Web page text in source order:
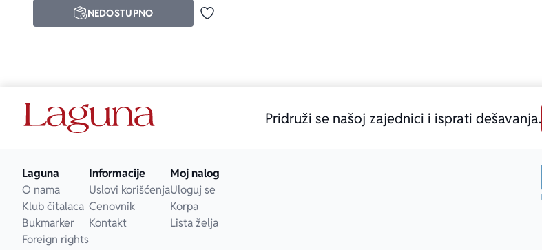
Dodaj u omiljene
NEDOSTUPNO
Pridruži se našoj zajednici i isprati dešavanja.
Laguna
O nama
Klub čitalaca
Bukmarker
Foreign rights
Informacije
Uslovi korišćenja
Cenovnik
Kontakt
Moj nalog
Uloguj se
Korpa
Lista želja